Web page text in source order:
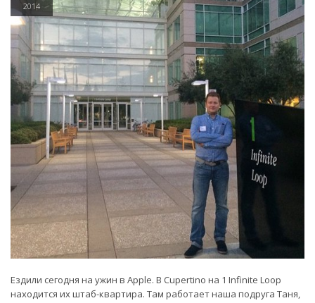
2014
Ездили сегодня на ужин в Apple. В Cupertino на 1 Infinite Loop
находится их штаб-квартира. Там работает наша подруга Таня,